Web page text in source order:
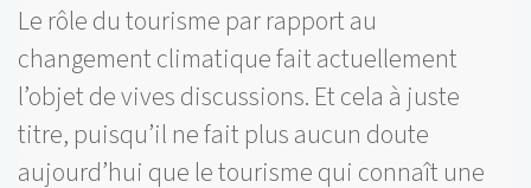
Le rôle du tourisme par rapport au
changement climatique fait actuellement
l’objet de vives discussions. Et cela à juste
titre, puisqu’il ne fait plus aucun doute
aujourd’hui que le tourisme qui connaît une